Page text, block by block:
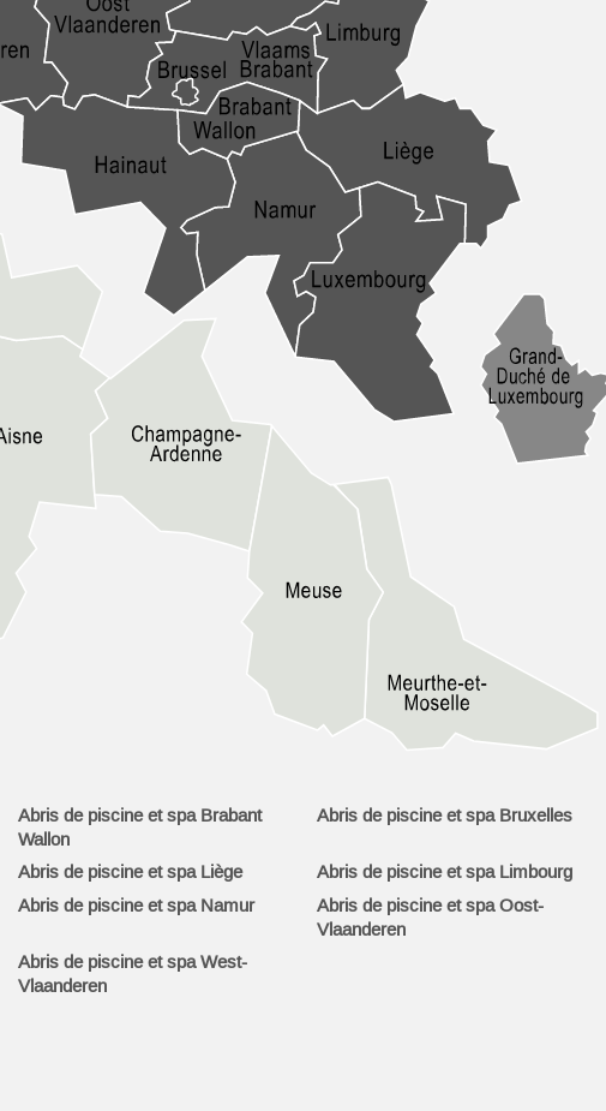
Abris de piscine et spa Brabant
Wallon
Abris de piscine et spa Bruxelles
Abris de piscine et spa Liège
Abris de piscine et spa Limbourg
Abris de piscine et spa Namur
Abris de piscine et spa Oost-
Vlaanderen
Abris de piscine et spa West-
Vlaanderen